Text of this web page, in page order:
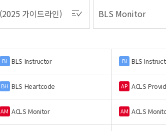
BI BLS Instructor BI BLS
BH BLS Heartcode AP ACLS
AM ACLS Monitor AM ACLS